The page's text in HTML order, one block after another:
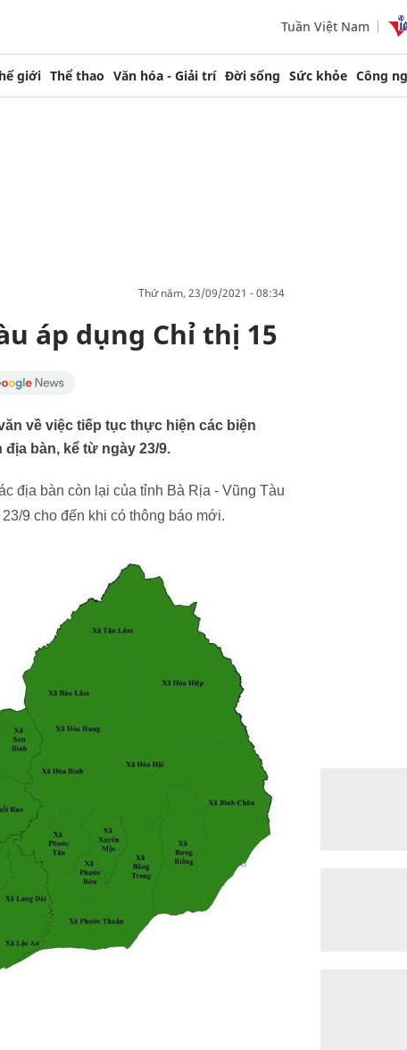
Tuần Việt Nam
giới Thể thao Văn hóa - Giải trí Đời sống Sức khỏe Công
thứ năm, 23/09/2021 - 08:34
áp dụng Chỉ thị 15
về việc tiếp tục thực hiện các biện
bàn, kể từ ngày 23/9.
địa bàn còn lại của tỉnh Bà Rịa - Vũng Tàu
9 cho đến khi có thông báo mới.